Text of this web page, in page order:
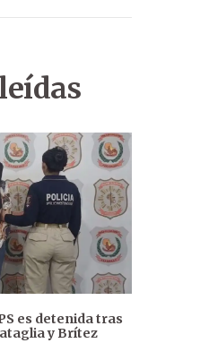
es detenida tras
y Brítez